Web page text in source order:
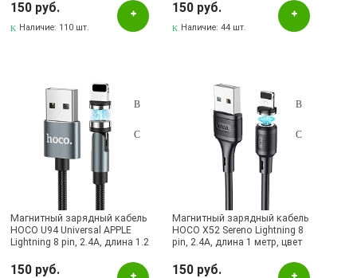
все по 150
150 руб.
Наличие: 110 шт.
Все по 150
150 руб.
Наличие:44 шт.
Магнитный зарядный кабель
HOCO U94 Universal APPLE
Lightning 8 pin, 2.4A, длина 1.2
150
150 руб.
Магнитный зарядный кабель
HOCO X52 Sereno Lightning 8
pin, 2.4A, длина 1 метр, цвет
150 руб.